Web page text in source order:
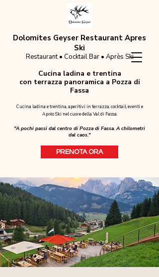
Dolomites Geyser Restaurant Apres
Ski
Restaurant • Cocktail Bar • Après Ski
Cucina ladina e trentina
con terrazza panoramica a Pozza di
Fassa
Cucina ladina e trentina, aperitivi in terrazza, cocktail, eventi e
Après Ski nel cuore della Val di Fassa.
"A pochi passi dal centro di Pozza di Fassa. A chilometri
dal caos."
PRENOTA ORA